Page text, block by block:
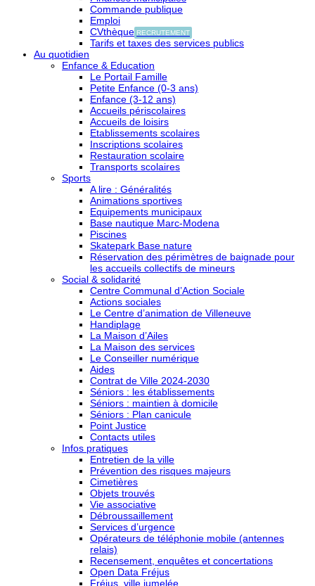
Commande publique
Emploi
CVthèque RECRUTEMENT
Tarifs et taxes des services publics
Au quotidien
Enfance & Education
Le Portail Famille
Petite Enfance (0-3 ans)
Enfance (3-12 ans)
Accueils périscolaires
Accueils de loisirs
Etablissements scolaires
Inscriptions scolaires
Restauration scolaire
Transports scolaires
Sports
A lire : Généralités
Animations sportives
Equipements municipaux
Base nautique Marc-Modena
Piscines
Skatepark Base nature
Réservation des périmètres de baignade pour
les accueils collectifs de mineurs
Social & solidarité
Centre Communal d’Action Sociale
Actions sociales
Le Centre d’animation de Villeneuve
Handiplage
La Maison d’Ailes
La Maison des services
Le Conseiller numérique
Aides
Contrat de Ville 2024-2030
Séniors : les établissements
Séniors : maintien à domicile
Séniors : Plan canicule
Point Justice
Contacts utiles
Infos pratiques
Entretien de la ville
Prévention des risques majeurs
Cimetières
Objets trouvés
Vie associative
Débroussaillement
Services d’urgence
Opérateurs de téléphonie mobile (antennes
relais)
Recensement, enquêtes et concertations
Open Data Fréjus
Fréjus, ville jumelée